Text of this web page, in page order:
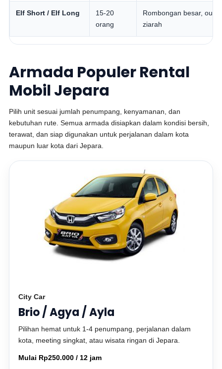
Elf Short / Elf Long
15-20
orang
Rombongan besar,
ziarah
Armada Populer Rental
Mobil Jepara
Pilih unit sesuai jumlah penumpang, kenyamanan, dan
kebutuhan rute. Semua armada disiapkan dalam kondisi bersih,
terawat, dan siap digunakan untuk perjalanan dalam kota
maupun luar kota dari Jepara.
City Car
Brio / Agya / Ayla
Pilihan hemat untuk 1-4 penumpang, perjalanan dalam
kota, meeting singkat, atau wisata ringan di Jepara.
Mulai Rp250.000 / 12 jam